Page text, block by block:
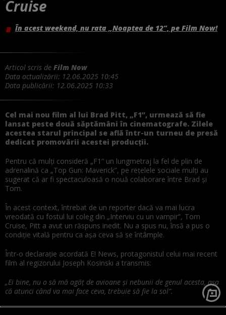
Cruise
În acest weekend, nu rata „Noaptea de 12”, pe Film Now!
Articol scris de Film Now
Data actualizării: 12.06.2025 10:45
Data publicării: 12.06.2025 10:33
Cel mai nou film al lui Brad Pitt, „F1”, urmează să fie
lansat peste două săptămâni în cinematografe. Zilele
acestea starul principal se află într-un turneu de presă
dedicat promovării acestei producții.
Pentru că mulți consideră „F1” un lungmetraj la fel de plin de
adrenalină ca „Top Gun: Maverick”, pe rețelele sociale mulți au
sugerat că ar fi spectaculoasă o nouă colaborare între Brad și
Tom.
În acest context, întrebat de un reporter dacă va mai lucra
vreodată cu fostul lui coleg din „Interviu cu un vampir”, Tom
Cruise, Pitt a avut un răspuns inedit. Nu a spus nu, însă a pus o
condiție vitală pentru ca așa ceva să se întâmple.
Într-o declarație acordată E! News, protagonistul celui mai recent
film al regizorului Joseph Kosinski a transmis:
„Ei bine, nu o să mă agăț de avioane și nebunii de genul acesta, așa
că atunci când va mai face ceva, trebuie să fie la sol”.